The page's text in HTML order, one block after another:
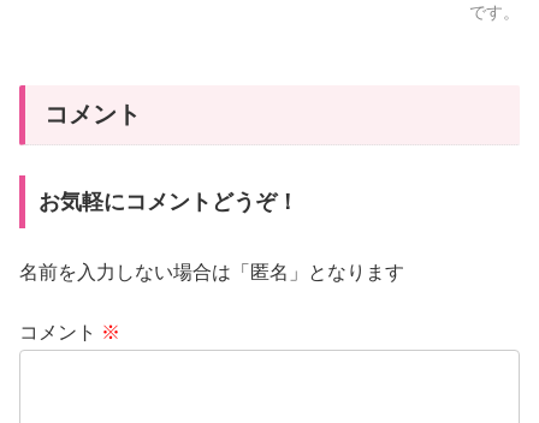
です。
コメント
お気軽にコメントどうぞ！
名前を入力しない場合は「匿名」となります
コメント ※